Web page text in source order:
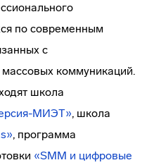
по современным
с
коммуникаций.
школа
МИЭТ», школа
, программа
«SMM и цифровые